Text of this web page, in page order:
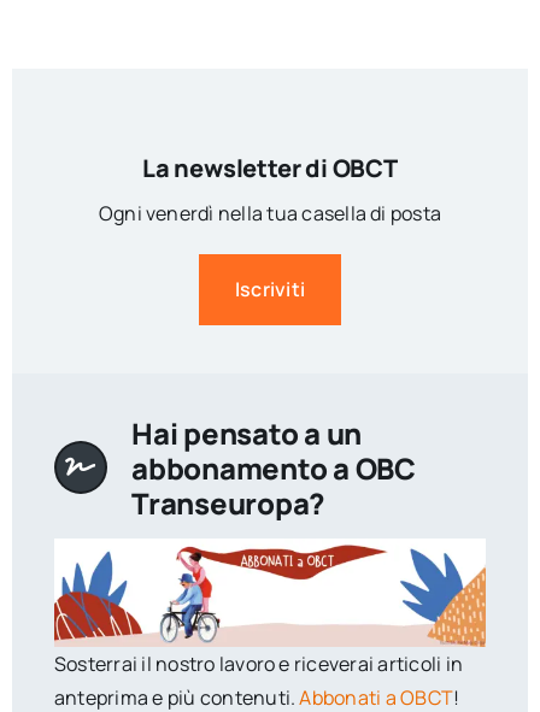
La newsletter di OBCT
Ogni venerdì nella tua casella di posta
Iscriviti
Hai pensato a un
abbonamento a OBC
Transeuropa?
Sosterrai il nostro lavoro e riceverai articoli in
anteprima e più contenuti.Abbonati a OBCT!